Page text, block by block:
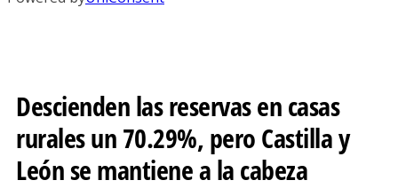
Descienden las reservas en casas
rurales un 70.29%, pero Castilla y
León se mantiene a la cabeza